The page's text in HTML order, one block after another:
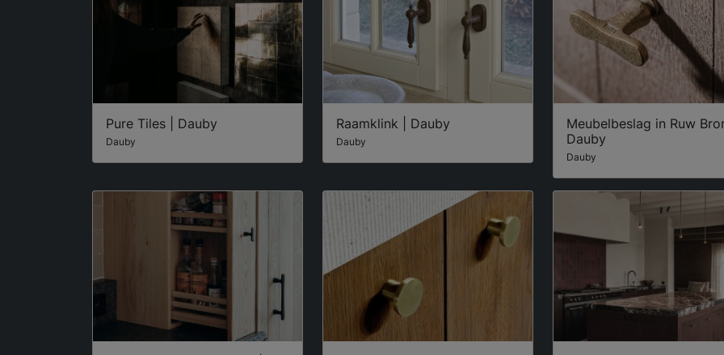
Pure Tiles | Dauby
Dauby
Raamklink | Dauby
Dauby
Meubelbeslag in Ruw
Dauby
Dauby